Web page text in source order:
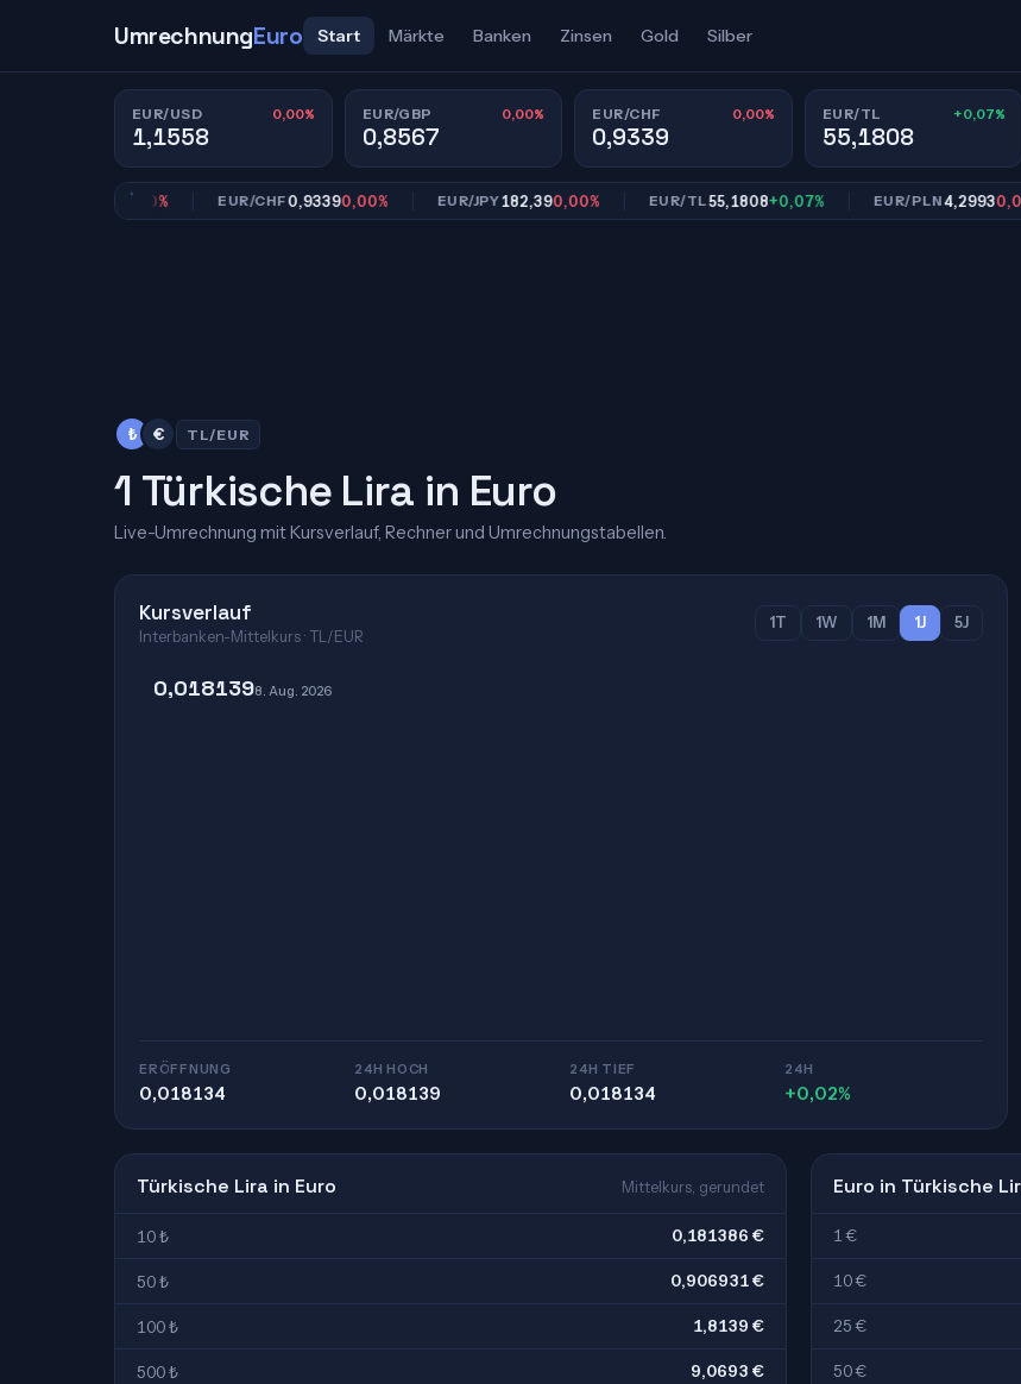
UmrechnungEuro Start Märkte Banken Zinsen Gold Silber
EUR/USD 0,00%
1,1558
EUR/GBP 0,00%
0,8567
EUR/CHF 0,00%
0,9339
EUR/TL +0,07%
55,1808
EUR/CHF0,93390,00% EUR/JPY 182,390,00% EUR/TL55,1808+0,07% EUR/PLN4,29930,00%
₺ € TL/EUR
1 Türkische Lira in Euro
Live-Umrechnung mit Kursverlauf, Rechner und Umrechnungstabellen.
Kursverlauf
Interbanken-Mittelkurs · TL/EUR
1T 1W 1M 1J 5J
0,0181398. Aug. 2026
ERÖFFNUNG
0,018134
24H HOCH
0,018139
24H TIEF
0,018134
24H
+0,02%
Türkische Lira in Euro Mittelkurs, gerundet
10 ₺ 0,181386 €
50 ₺ 0,906931 €
100 ₺ 1,8139 €
500 ₺ 9,0693 €
Euro in Türkische
1 €
10 €
25 €
50 €